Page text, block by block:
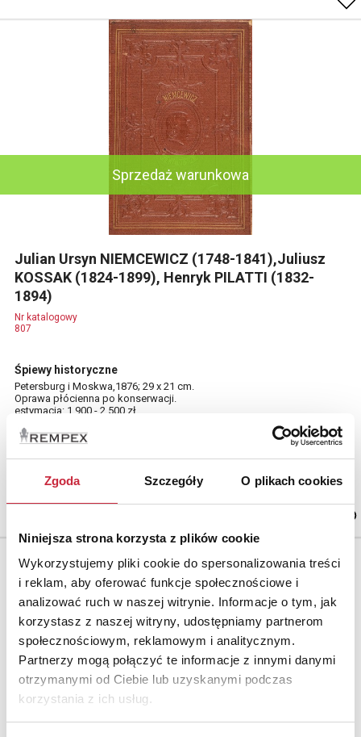
Zgoda Szczegóły O plikach cookies
Niniejsza strona korzysta z plików cookie
Wykorzystujemy pliki cookie do spersonalizowania treści
i reklam, aby oferować funkcje społecznościowe i
analizować ruch w naszej witrynie. Informacje o tym, jak
korzystasz z naszej witryny, udostępniamy partnerom
społecznościowym, reklamowym i analitycznym.
Partnerzy mogą połączyć te informacje z innymi danymi
otrzymanymi od Ciebie lub uzyskanymi podczas
korzystania z ich usług.
Sprzedaż warunkowa
Julian Ursyn NIEMCEWICZ (1748-1841),Juliusz
KOSSAK (1824-1899), Henryk PILATTI (1832-
1894)
Nr katalogowy
807
Śpiewy historyczne
Petersburg i Moskwa,1876; 29 x 21 cm.
Oprawa płócienna po konserwacji.
estymacja: 1 900 - 2 500 zł
Cena oferowana
1 300 zł